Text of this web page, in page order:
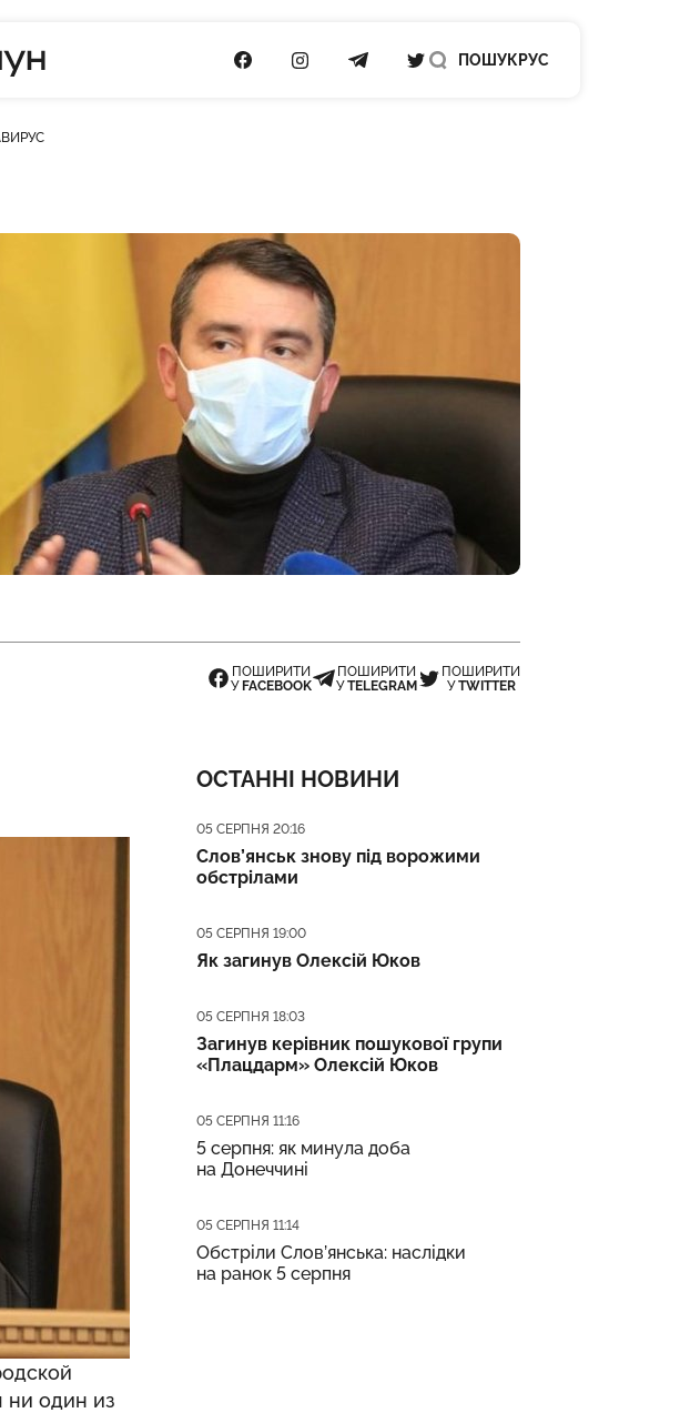
ПОСИЛАННЯ НА FACEBOOK
ПОСИЛАННЯ НА INSTAGRAM
ПОСИЛАННЯ НА TELEGRAM
ПОСИЛАННЯ НА TWITTER
ПОШУК РУС
ПОШИРИТИ
У FACEBOOK
ПОШИРИТИ
УTELEGRAM
ПОШИРИТИ
УTWITTER
ни один из
ОСТАННІ НОВИНИ
Дата публікації
05 СЕРПНЯ 20:16
Слов’янськ знову під ворожими
обстрілами
Дата публікації
05 СЕРПНЯ 19:00
Як загинув Олексій Юков
Дата публікації
05 СЕРПНЯ 18:03
Загинув керівник пошукової групи
«Плацдарм» Олексій Юков
Дата публікації
05 СЕРПНЯ 11:16
5 серпня: як минула доба
на Донеччині
Дата публікації
05 СЕРПНЯ 11:14
Обстріли Слов’янська: наслідки
на ранок 5 серпня